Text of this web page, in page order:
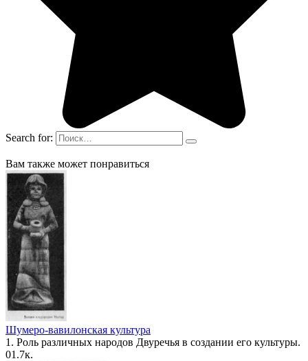
Search for:
Вам также может понравиться
Шумеро-вавилонская культура
1. Роль различных народов Двуречья в создании его культуры.
01.7к.